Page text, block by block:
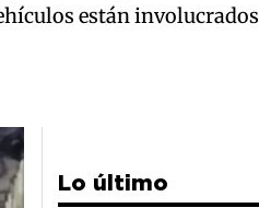
están involucrados
Lo último